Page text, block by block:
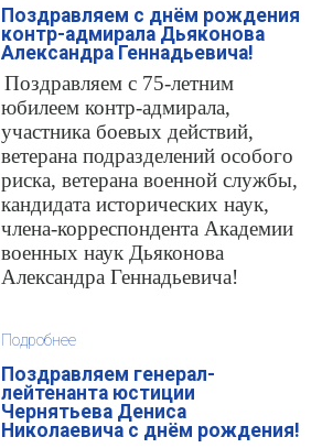
Поздравляем с днём рождения
контр-адмирала Дьяконова
Александра Геннадьевича!
Поздравляем с 75-летним
юбилеем контр-адмирала,
участника боевых действий,
ветерана подразделений особого
риска, ветерана военной службы,
кандидата исторических наук,
члена-корреспондента Академии
военных наук Дьяконова
Александра Геннадьевича!
Подробнее
Поздравляем генерал-
лейтенанта юстиции
Чернятьева Дениса
Николаевича с днём рождения!